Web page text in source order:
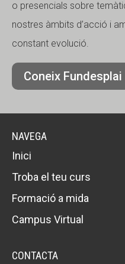
o presencials sobre
nostres àmbits d’acció i
constant evolució.
Coneix Fundesplai
NAVEGA
Inici
Troba el teu curs
Formació a mida
Campus Virtual
CONTACTA